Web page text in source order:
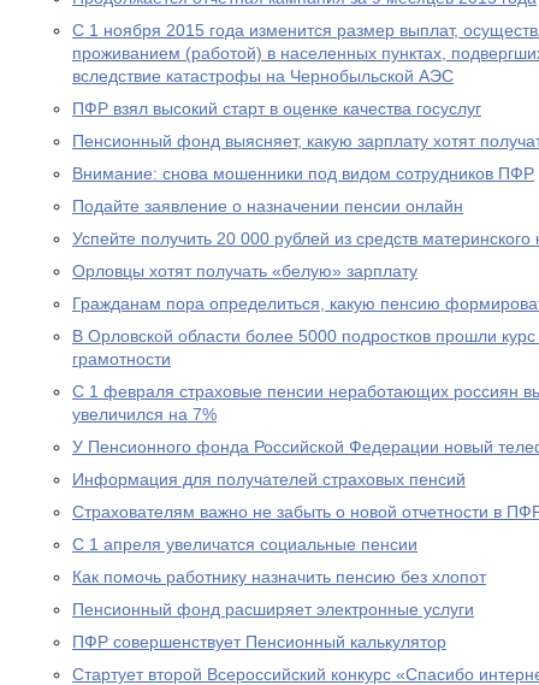
С 1 ноября 2015 года изменится размер выплат,
проживанием (работой) в населенных пунктах,
вследствие катастрофы на Чернобыльской АЭС
ПФР взял высокий старт в оценке качества госуслуг
Пенсионный фонд выясняет, какую зарплату хотят
Внимание: снова мошенники под видом сотрудников ПФР
Подайте заявление о назначении пенсии онлайн
Успейте получить 20 000 рублей из средств материнского
Орловцы хотят получать «белую» зарплату
Гражданам пора определиться, какую пенсию
В Орловской области более 5000 подростков прошли
грамотности
С 1 февраля страховые пенсии неработающих россиян
увеличился на 7%
У Пенсионного фонда Российской Федерации новый
Информация для получателей страховых пенсий
Страхователям важно не забыть о новой отчетности в
С 1 апреля увеличатся социальные пенсии
Как помочь работнику назначить пенсию без хлопот
Пенсионный фонд расширяет электронные услуги
ПФР совершенствует Пенсионный калькулятор
Стартует второй Всероссийский конкурс «Спасибо